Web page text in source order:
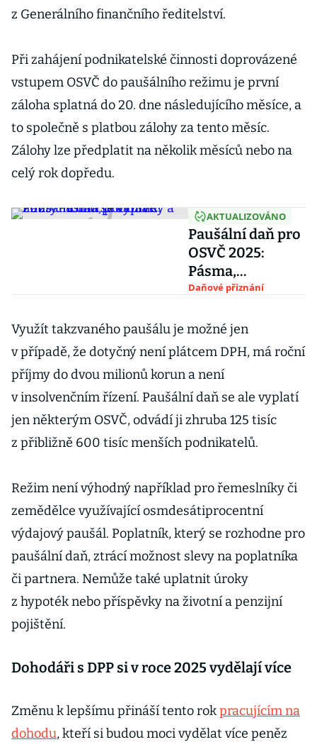
z Generálního finančního ředitelství.
Při zahájení podnikatelské činnosti doprovázené
vstupem OSVČ do paušálního režimu je první
záloha splatná do 20. dne následujícího měsíce, a
to společně s platbou zálohy za tento měsíc.
Zálohy lze předplatit na několik měsíců nebo na
celý rok dopředu.
AKTUALIZOVÁNO
Paušální daň pro
OSVČ 2025:
Pásma,
podmínky a
vyplatí?
Daňové přiznání
Využít takzvaného paušálu je možné jen
v případě, že dotyčný není plátcem DPH, má roční
příjmy do dvou milionů korun a není
v insolvenčním řízení. Paušální daň se ale vyplatí
jen některým OSVČ, odvádí ji zhruba 125 tisíc
z přibližně 600 tisíc menších podnikatelů.
Režim není výhodný například pro řemeslníky či
zemědělce využívající osmdesátiprocentní
výdajový paušál. Poplatník, který se rozhodne pro
paušální daň, ztrácí možnost slevy na poplatníka
či partnera. Nemůže také uplatnit úroky
z hypoték nebo příspěvky na životní a penzijní
pojištění.
Dohodáři s DPP si v roce 2025 vydělají více
Změnu k lepšímu přináší tento rokpracujícím na
dohodu, kteří si budou moci vydělat více peněz